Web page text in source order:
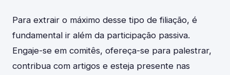
Para extrair o máximo desse tipo de filiação, é
fundamental ir além da participação passiva.
Engaje-se em comitês, ofereça-se para palestrar,
contribua com artigos e esteja presente nas